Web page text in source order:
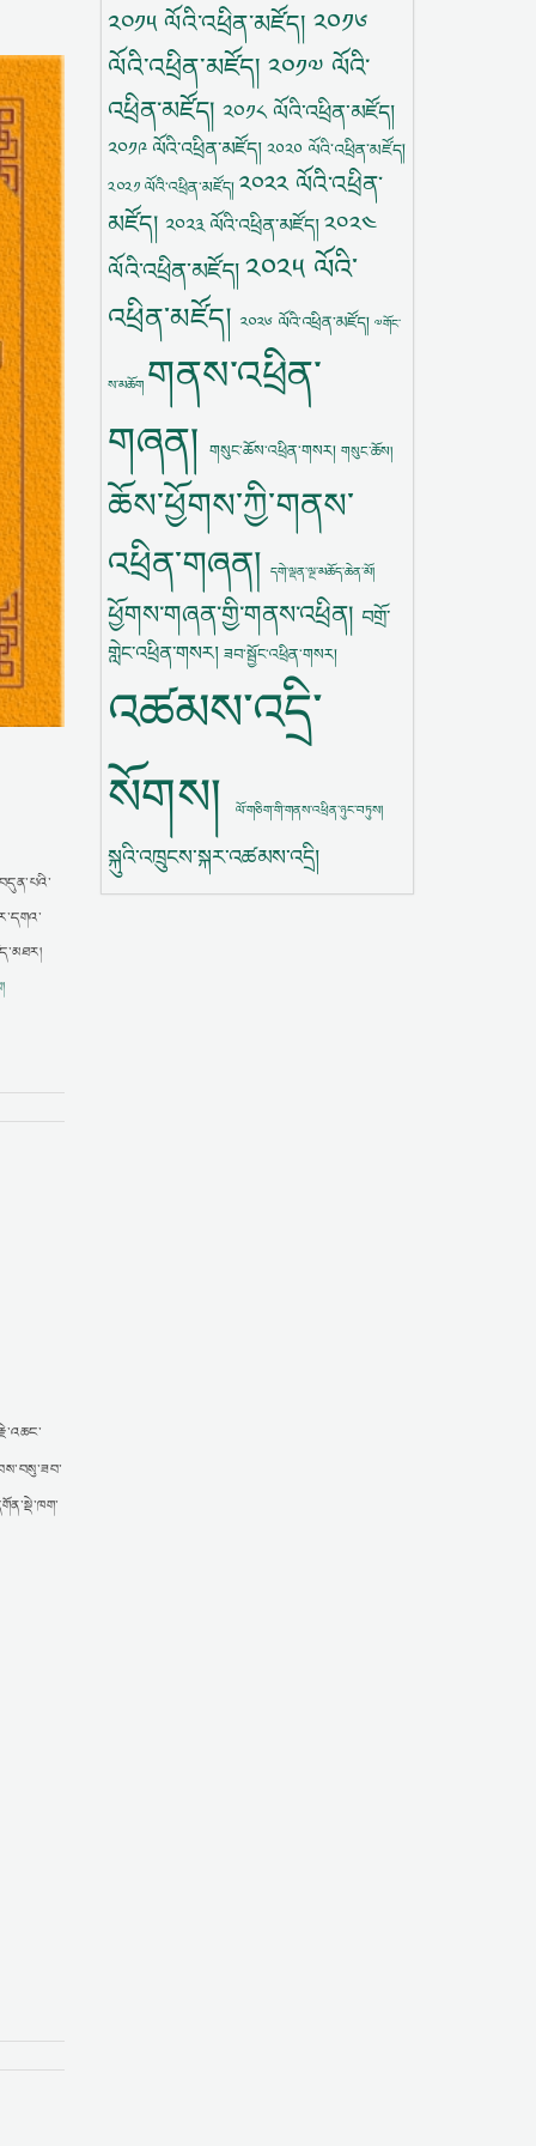
༢༠༡༥ ལོའི་འཕྲིན་མཛོད། ༢༠༡༦
ལོའི་འཕྲིན་མཛོད། ༢༠༡༧ ལོའི་
འཕྲིན་མཛོད། ༢༠༡༨ ལོའི་འཕྲིན་མཛོད།
༢༠༡༩ ལོའི་འཕྲིན་མཛོད། ༢༠༢༠ ལོའི་འཕྲིན་མཛོད།
༢༠༢༡ ལོའི་འཕྲིན་མཛོད། ༢༠༢༢ ལོའི་འཕྲིན་
མཛོད། ༢༠༢༣ ལོའི་འཕྲིན་མཛོད། ༢༠༢༤
ལོའི་འཕྲིན་མཛོད། ༢༠༢༥ ལོའི་
འཕྲིན་མཛོད། ༢༠༢༦ ལོའི་འཕྲིན་མཛོད། ༧གོང་
ས་མཆོག གནས་འཕྲིན་
གཞན།
གསུང་ཆོས་འཕྲིན་གསར། གསུང་ཆོས།
ཆོས་ཕྱོགས་ཀྱི་གནས་
འཕྲིན་གཞན།
དགེ་ལྡན་ལྔ་མཆོད་ཆེན་མོ།
ཕྱོགས་གཞན་གྱི་གནས་འཕྲིན། བགྲོ་
གླེང་འཕྲིན་གསར། ཟབ་སྦྱོང་འཕྲིན་གསར།
འཚམས་འདྲི་
སོགས།
ལོ་གཅིག་གི་གནས་འཕྲིན་ཉུང་བཏུས།
སྐུའི་འཁྲུངས་སྐར་འཚམས་འདྲི།